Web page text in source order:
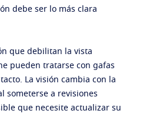
debe ser lo más clara
que debilitan la vista
pueden tratarse con gafas
La visión cambia con la
someterse a revisiones
que necesite actualizar su